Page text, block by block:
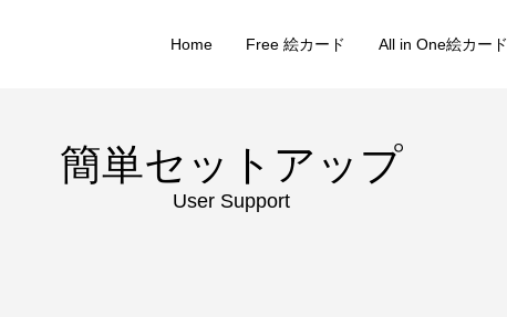
Home Free 絵カード All in One絵カード
簡単セットアップ
User Support